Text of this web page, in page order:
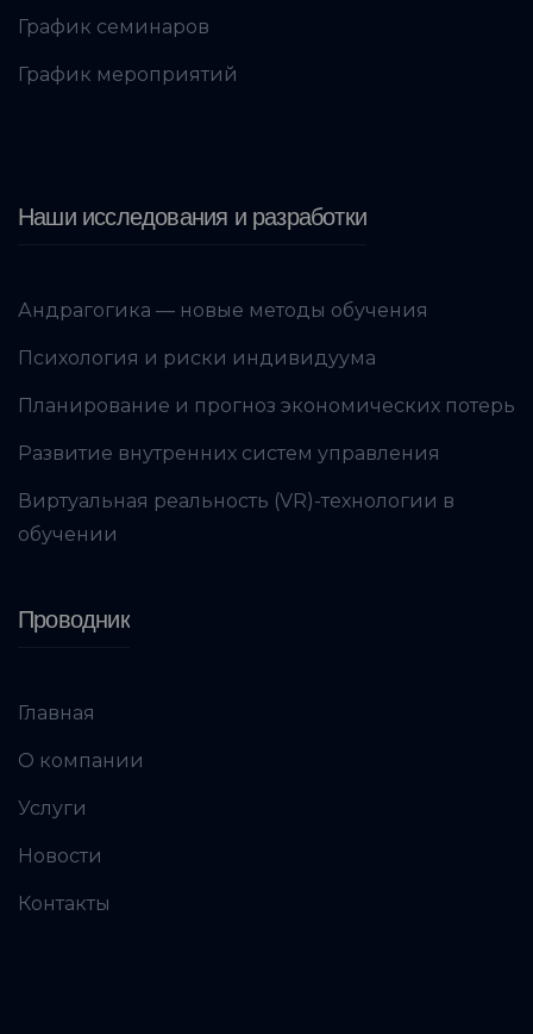
График семинаров
График мероприятий
Наши исследования и разработки
Андрагогика — новые методы обучения
Психология и риски индивидуума
Планирование и прогноз экономических потерь
Развитие внутренних систем управления
Виртуальная реальность (VR)-технологии в
обучении
Проводник
Главная
О компании
Услуги
Новости
Контакты